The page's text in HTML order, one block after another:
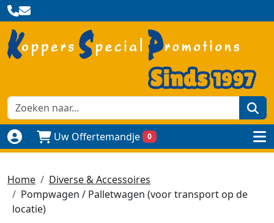
Naar login paginaUw Offertemandje 0
Home
Diverse & Accessoires
Pompwagen / Palletwagen (voor transport op de
locatie)